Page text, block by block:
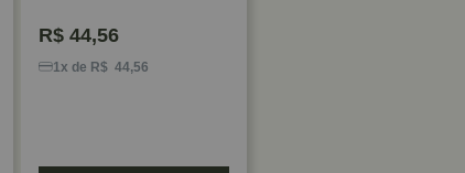
R$44,56
1x de R$ 44,56